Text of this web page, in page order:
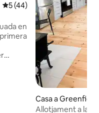
5 de puntuació mitjana
5 (44)
en
Casa a Greenfield
Allotjament a la